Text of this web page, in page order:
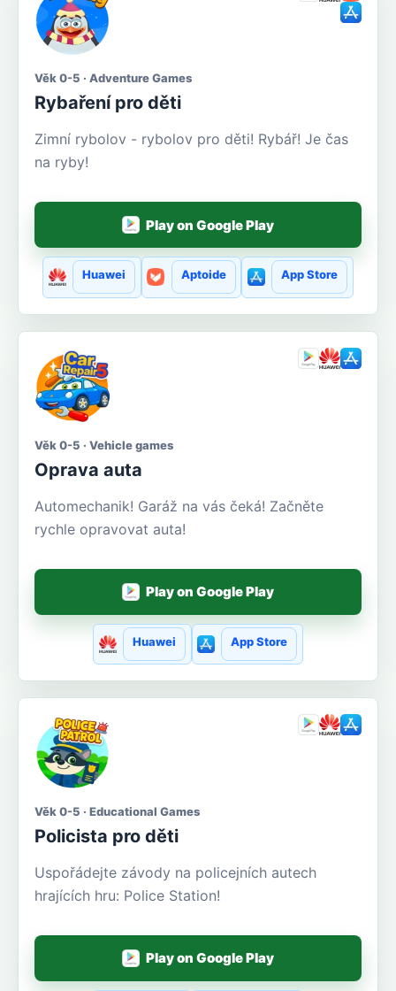
Věk 0-5 · Adventure Games
Rybaření pro děti
Zimní rybolov - rybolov pro děti! Rybář! Je čas
na ryby!
Play on Google Play
Huawei Aptoide App Store
Věk 0-5 · Vehicle games
Oprava auta
Automechanik! Garáž na vás čeká! Začněte
rychle opravovat auta!
Play on Google Play
Huawei App Store
Věk 0-5 · Educational Games
Policista pro děti
Uspořádejte závody na policejních autech
hrajících hru: Police Station!
Play on Google Play